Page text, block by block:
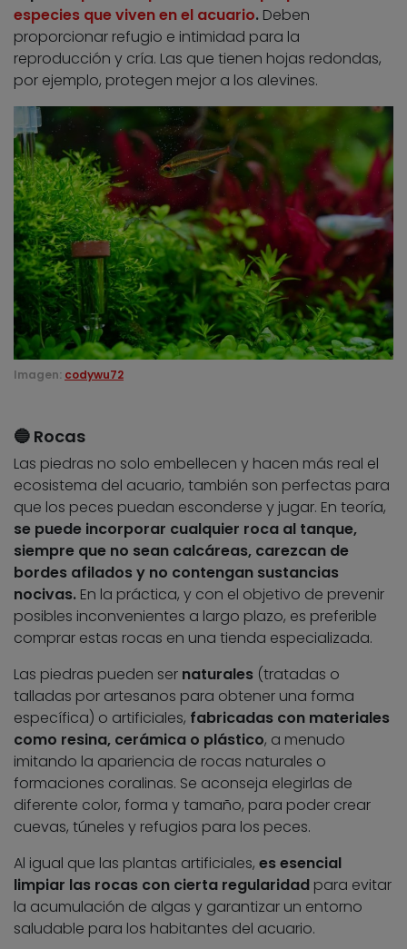
especies que viven en el acuario. Deben
proporcionar refugio e intimidad para la
reproducción y cría. Las que tienen hojas redondas,
por ejemplo, protegen mejor a los alevines.
Imagen: codywu72
🔵 Rocas
Las piedras no solo embellecen y hacen más real el
ecosistema del acuario, también son perfectas para
que los peces puedan esconderse y jugar. En teoría,
se puede incorporar cualquier roca al tanque,
siempre que no sean calcáreas, carezcan de
bordes afilados y no contengan sustancias
nocivas. En la práctica, y con el objetivo de prevenir
posibles inconvenientes a largo plazo, es preferible
comprar estas rocas en una tienda especializada.
Las piedras pueden ser naturales (tratadas o
talladas por artesanos para obtener una forma
específica) o artificiales, fabricadas con materiales
como resina, cerámica o plástico, a menudo
imitando la apariencia de rocas naturales o
formaciones coralinas. Se aconseja elegirlas de
diferente color, forma y tamaño, para poder crear
cuevas, túneles y refugios para los peces.
Al igual que las plantas artificiales, es esencial
limpiar las rocas con cierta regularidad para evitar
la acumulación de algas y garantizar un entorno
saludable para los habitantes del acuario.